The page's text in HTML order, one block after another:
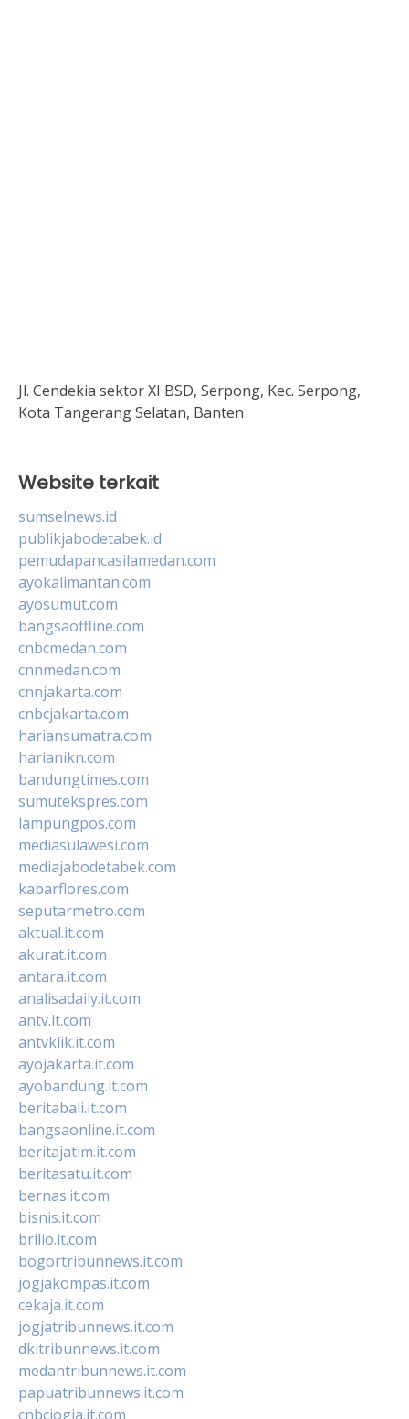
Jl. Cendekia sektor XI BSD, Serpong, Kec. Serpong,
Kota Tangerang Selatan, Banten
Website terkait
sumselnews.id
publikjabodetabek.id
pemudapancasilamedan.com
ayokalimantan.com
ayosumut.com
bangsaoffline.com
cnbcmedan.com
cnnmedan.com
cnnjakarta.com
cnbcjakarta.com
hariansumatra.com
harianikn.com
bandungtimes.com
sumutekspres.com
lampungpos.com
mediasulawesi.com
mediajabodetabek.com
kabarflores.com
seputarmetro.com
aktual.it.com
akurat.it.com
antara.it.com
analisadaily.it.com
antv.it.com
antvklik.it.com
ayojakarta.it.com
ayobandung.it.com
beritabali.it.com
bangsaonline.it.com
beritajatim.it.com
beritasatu.it.com
bernas.it.com
bisnis.it.com
brilio.it.com
bogortribunnews.it.com
jogjakompas.it.com
cekaja.it.com
jogjatribunnews.it.com
dkitribunnews.it.com
medantribunnews.it.com
papuatribunnews.it.com
cnbcjogja.it.com